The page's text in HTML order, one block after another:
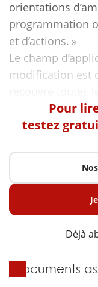
orientations
programmation
et d’actions. »
Le champ
modification est
Pour
testez
Déjà
Documents